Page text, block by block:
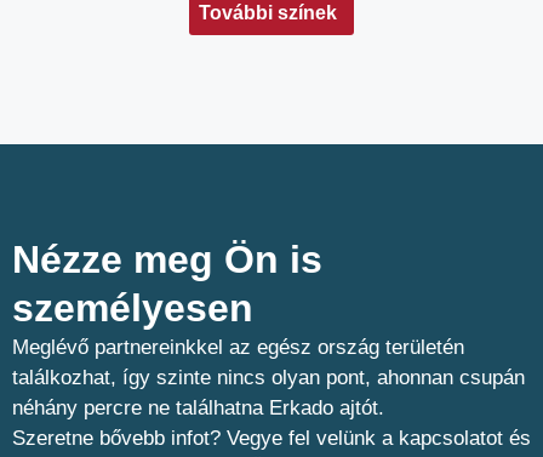
További színek
Nézze meg Ön is
személyesen​
Meglévő partnereinkkel az egész ország területén
találkozhat, így szinte nincs olyan pont, ahonnan csupán
néhány percre ne találhatna Erkado ajtót.
Szeretne bővebb infot? Vegye fel velünk a kapcsolatot és